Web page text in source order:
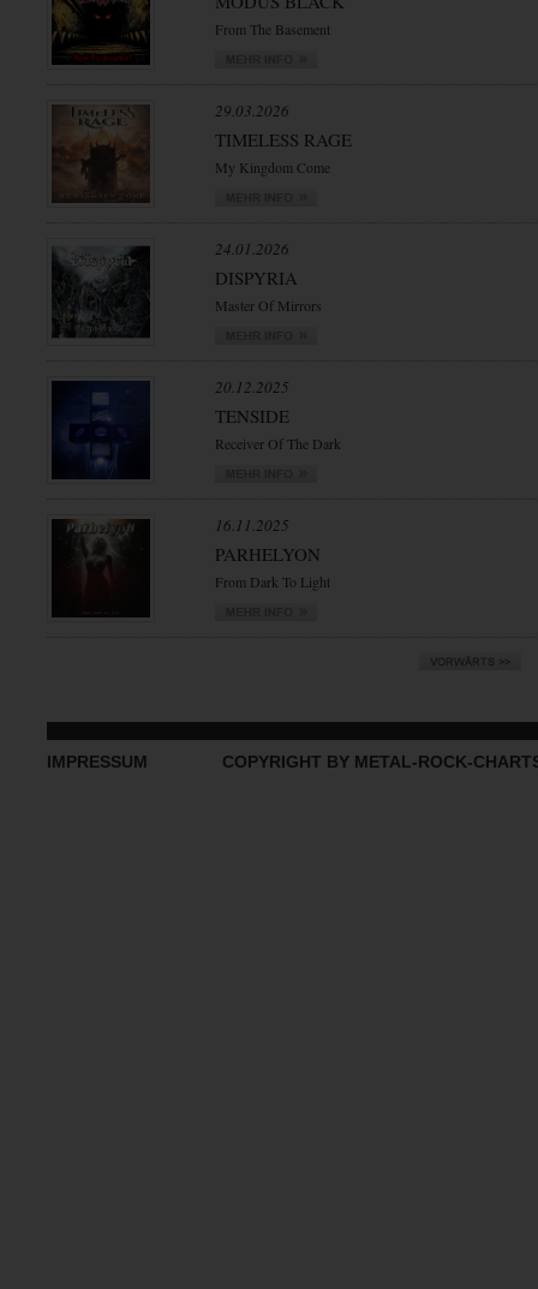
From The Basement
29.03.2026
TIMELESS RAGE
My Kingdom Come
24.01.2026
DISPYRIA
Master Of Mirrors
20.12.2025
TENSIDE
Receiver Of The Dark
16.11.2025
PARHELYON
From Dark To Light
IMPRESSUM COPYRIGHT BY METAL-ROCK-